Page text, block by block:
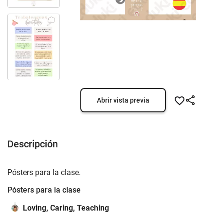
Abrir vista previa
Descripción
Pósters para la clase.
Pósters para la clase
Loving, Caring, Teaching